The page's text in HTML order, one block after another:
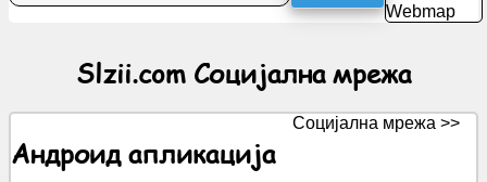
Webmap
Slzii.com Социјална мрежа
Андроид апликација
Социјална мрежа >>